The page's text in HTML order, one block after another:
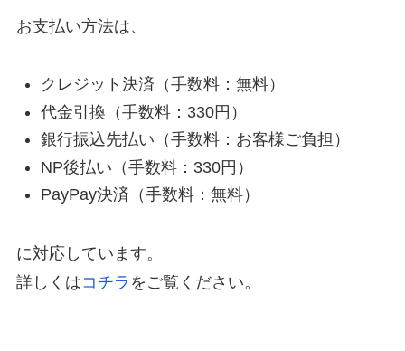
お支払い方法は、
クレジット決済（手数料：無料）
代金引換（手数料：330円）
銀行振込先払い（手数料：お客様ご負担）
NP後払い（手数料：330円）
PayPay決済（手数料：無料）
に対応しています。
詳しくはコチラ をご覧ください。